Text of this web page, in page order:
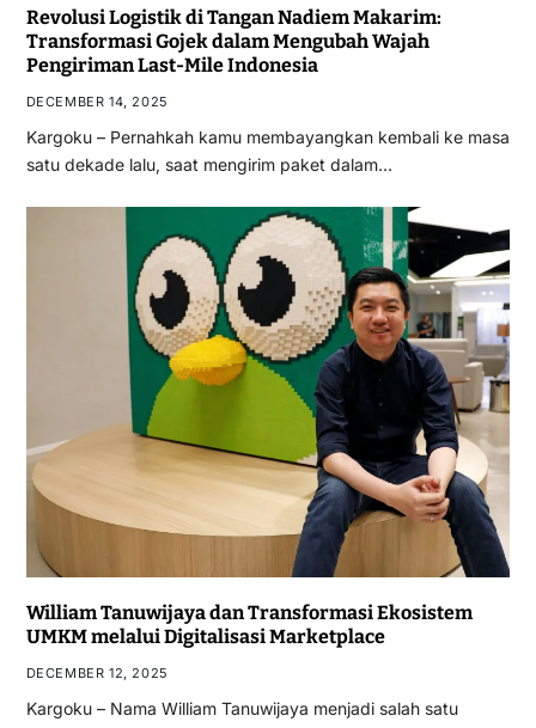
Revolusi Logistik di Tangan Nadiem Makarim:
Transformasi Gojek dalam Mengubah Wajah
Pengiriman Last-Mile Indonesia
DECEMBER 14, 2025
Kargoku – Pernahkah kamu membayangkan kembali ke masa
satu dekade lalu, saat mengirim paket dalam…
William Tanuwijaya dan Transformasi Ekosistem
UMKM melalui Digitalisasi Marketplace
DECEMBER 12, 2025
Kargoku – Nama William Tanuwijaya menjadi salah satu